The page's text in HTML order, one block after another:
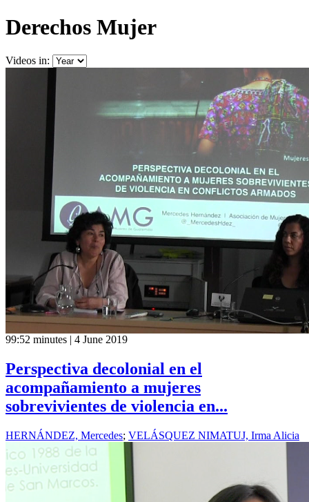
Derechos Mujer
Videos in:
99:52 minutes | 4 June 2019
Perspectiva decolonial en el
acompañamiento a mujeres
sobrevivientes de violencia en...
HERNÁNDEZ, Mercedes; VELÁSQUEZ NIMATUJ, Irma Alicia